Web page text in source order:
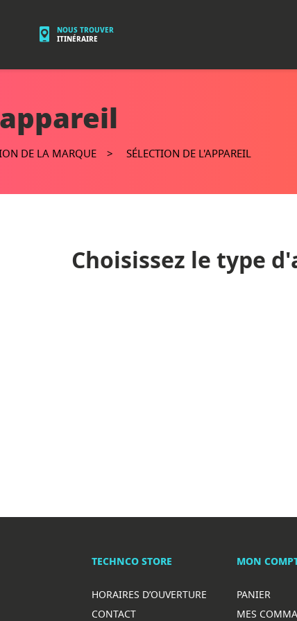
NOUS TROUVER
ITINÉRAIRE
DE LA MARQUE SÉLECTION DE L'APPAREIL
Choisissez le type
TECHNCO STORE
HORAIRES D’OUVERTURE
CONTACT
MON
PANIER
MES
pendant